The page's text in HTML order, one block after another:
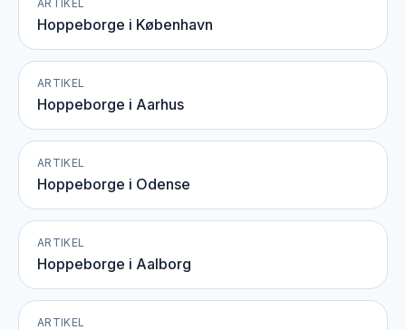
ARTIKEL
Hoppeborge i København
ARTIKEL
Hoppeborge i Aarhus
ARTIKEL
Hoppeborge i Odense
ARTIKEL
Hoppeborge i Aalborg
ARTIKEL